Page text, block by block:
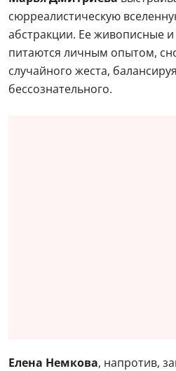
сюрреалистическую
абстракции. Ее живописные
питаются личным опытом,
случайного жеста,
бессознательного.
Елена Немкова, напротив,